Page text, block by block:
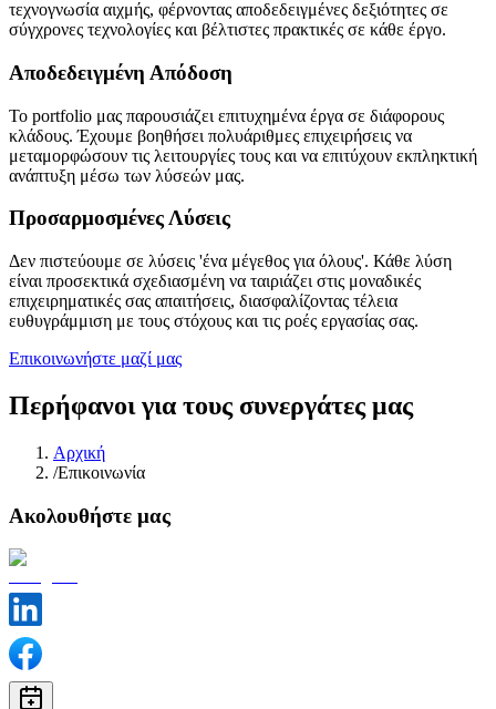
τεχνογνωσία αιχμής, φέρνοντας αποδεδειγμένες δεξιότητες σε
σύγχρονες τεχνολογίες και βέλτιστες πρακτικές σε κάθε έργο.
Αποδεδειγμένη Απόδοση
Το portfolio μας παρουσιάζει επιτυχημένα έργα σε διάφορους
κλάδους. Έχουμε βοηθήσει πολυάριθμες επιχειρήσεις να
μεταμορφώσουν τις λειτουργίες τους και να επιτύχουν εκπληκτική
ανάπτυξη μέσω των λύσεών μας.
Προσαρμοσμένες Λύσεις
Δεν πιστεύουμε σε λύσεις 'ένα μέγεθος για όλους'. Κάθε λύση
είναι προσεκτικά σχεδιασμένη να ταιριάζει στις μοναδικές
επιχειρηματικές σας απαιτήσεις, διασφαλίζοντας τέλεια
ευθυγράμμιση με τους στόχους και τις ροές εργασίας σας.
Επικοινωνήστε μαζί μας
Περήφανοι για τους συνεργάτες μας
Αρχική
/Επικοινωνία
Ακολουθήστε μας